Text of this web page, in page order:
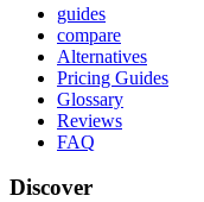
guides
compare
Alternatives
Pricing Guides
Glossary
Reviews
FAQ
Discover